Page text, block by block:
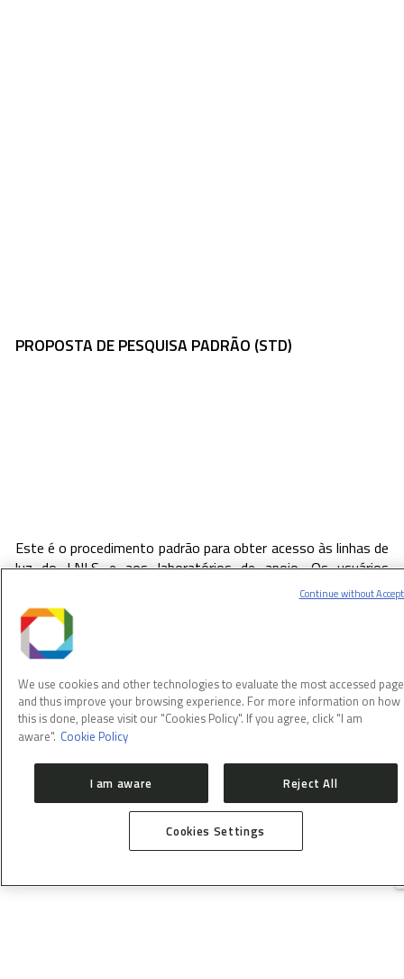
PROPOSTA DE PESQUISA PADRÃO (STD)
Este é o procedimento padrão para obter acesso às linhas de
luz do LNLS e aos laboratórios de apoio. Os usuários
solicitam tempo de uso para um experimento específico em
uma determinada linha de luz. As propostas seguem o
processo normal de avaliação e o tempo de realização pode
ser dividido em mais de uma rodada.
Após cada rodada experimental, a equipe de usuários fornece
We use cookies and other technologies to evaluate the most accessed
and thus improve your browsing experience. For more information on how
this is done, please visit our "Cookies Policy". If you agree, click "I am
aware". Cookie Policy
I am aware Reject All
Cookies Settings
Continue without